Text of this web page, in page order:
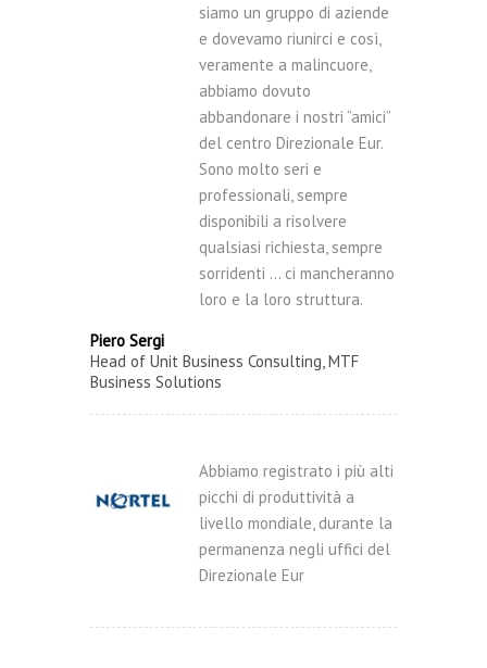
siamo un gruppo di aziende
e dovevamo riunirci e così,
veramente a malincuore,
abbiamo dovuto
abbandonare i nostri “amici”
del centro Direzionale Eur.
Sono molto seri e
professionali, sempre
disponibili a risolvere
qualsiasi richiesta, sempre
sorridenti … ci mancheranno
loro e la loro struttura.
Piero Sergi
Head of Unit Business Consulting, MTF
Business Solutions
Abbiamo registrato i più alti
picchi di produttività a
livello mondiale, durante la
permanenza negli uffici del
Direzionale Eur